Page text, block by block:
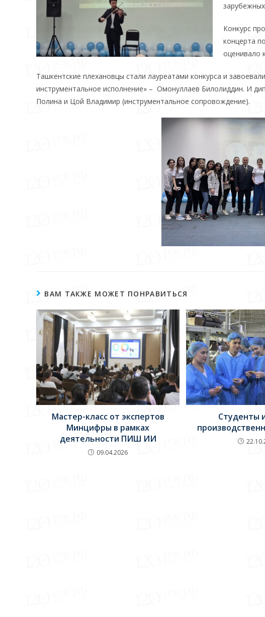
Конкурс
концерта
оценивало
Ташкентские плехановцы стали лауреатами конкурса и
инструментальное исполнение» – Омонуллаев Билолиддин. И
Полина и Цой Владимир (инструментальное сопровождение).
ВАМ ТАКЖЕ МОЖЕТ ПОНРАВИТЬСЯ
Мастер-класс от экспертов
Минцифры в рамках
деятельности ПИШ ИИ
09.04.2026
Студенты